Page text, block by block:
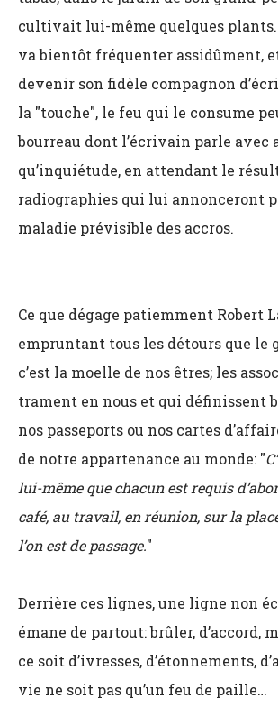
cultivait lui-même quelques plants.
va bientôt fréquenter assidûment,
devenir son fidèle compagnon
la "touche", le feu qui le consume
bourreau dont l’écrivain parle avec
qu’inquiétude, en attendant le
radiographies qui lui annonceront
maladie prévisible des accros.
Ce que dégage patiemment Robert
empruntant tous les détours que le
c’est la moelle de nos êtres; les
trament en nous et qui définissent
nos passeports ou nos cartes
de notre appartenance au monde: "
lui-même que chacun est requis
café, au travail, en réunion, sur la
l’on est de passage."
Derrière ces lignes, une ligne non
émane de partout: brûler, d’accord,
ce soit d’ivresses, d’étonnements,
vie ne soit pas qu’un feu de paille…